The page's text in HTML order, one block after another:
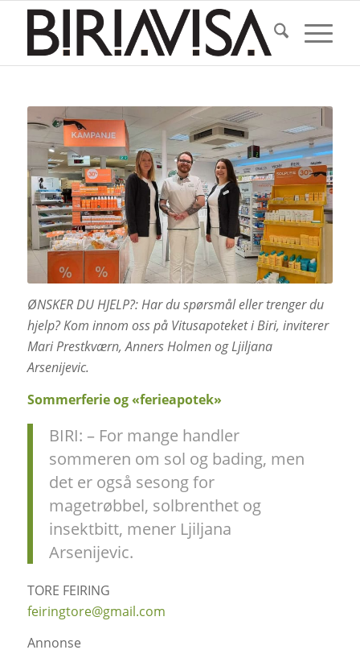
ØNSKER DU HJELP?: Har du spørsmål eller trenger du
hjelp? Kom innom oss på Vitusapoteket i Biri, inviterer
Mari Prestkværn, Anners Holmen og Ljiljana
Arsenijevic.
Sommerferie og «ferieapotek»
BIRI: – For mange handler
sommeren om sol og bading, men
det er også sesong for
magetrøbbel, solbrenthet og
insektbitt, mener Ljiljana
Arsenijevic.
TORE FEIRING
feiringtore@gmail.com
Annonse